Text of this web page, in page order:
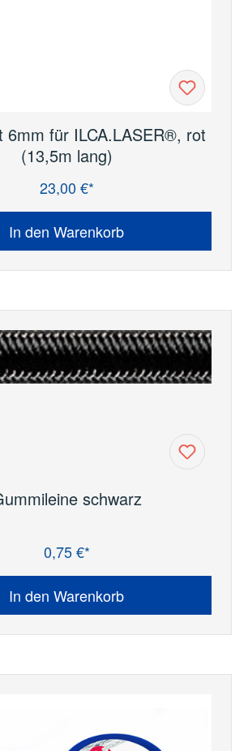
für ILCA.LASER®, rot
(13,5m lang)
23,00 €*
In den Warenkorb
schwarz
0,75 €*
In den Warenkorb